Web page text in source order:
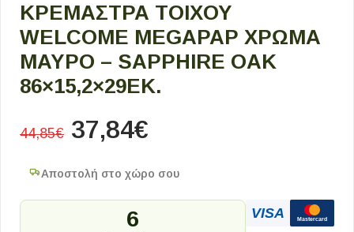
ΚΡΕΜΆΣΤΡΑ ΤΟΊΧΟΥ
WELCOME MEGAPAP ΧΡΏΜΑ
ΜΑΎΡΟ – SAPPHIRE OAK
86×15,2×29ΕΚ.
44,85€ 37,84€
Αποστολή στο χώρο σου
6 VISA Mastercard